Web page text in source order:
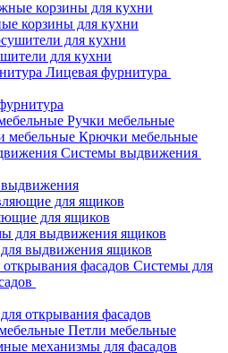
корзины для кухни
для кухни
Лицевая фурнитура
Ручки мебельные
Крючки мебельные
Системы выдвижения
для ящиков
выдвижения ящиков
Системы для
открывания фасадов
Петли мебельные